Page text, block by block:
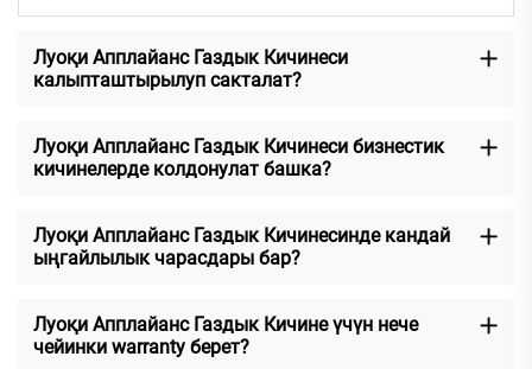
Луоқи Апплайанс Газдык Кичинеси
калыпташтырылуп сакталат?
Луоқи Апплайанс Газдык Кичинеси бизнестик
кичинелерде колдонулат башка?
Луоқи Апплайанс Газдык Кичинесинде кандай
ыңгайлылык чарасдары бар?
Луоқи Апплайанс Газдык Кичине үчүн нече
чейинки warranty берет?